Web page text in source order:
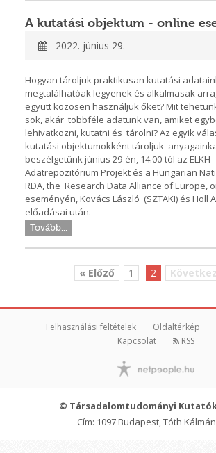
A kutatási objektum - online
2022. június 29.
Hogyan tároljuk praktikusan kutatási
megtalálhatóak legyenek és alkalmasak
együtt közösen használjuk őket? Mit
sok, akár többféle adatunk van, amiket
lehivatkozni, kutatni és tárolni? Az egyik
kutatási objektumokként tároljuk
beszélgetünk június 29-én, 14.00-tól az ELKH
Adatrepozitórium Projekt és a Hungarian
RDA, the Research Data Alliance of Europe,
eseményén, Kovács László (SZTAKI) és Holl
előadásai után.
Tovább...
« Előző 1 2
Felhasználási feltételek Oldaltérkép
Kapcsolat
RSS
© Társadalomtudományi
Cím: 1097 Budapest, Tóth